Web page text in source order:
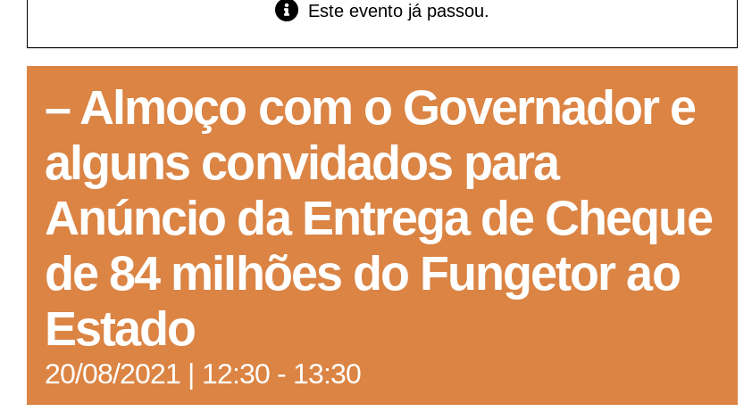
manutenção de estoques e despesas operacionais
obras, dentre outros serviços
Turismo
Este evento já passou.
– Almoço com o Governador e
alguns convidados para
Anúncio da Entrega de Cheque
de 84 milhões do Fungetor ao
Estado
20/08/2021 | 12:30- 13:30